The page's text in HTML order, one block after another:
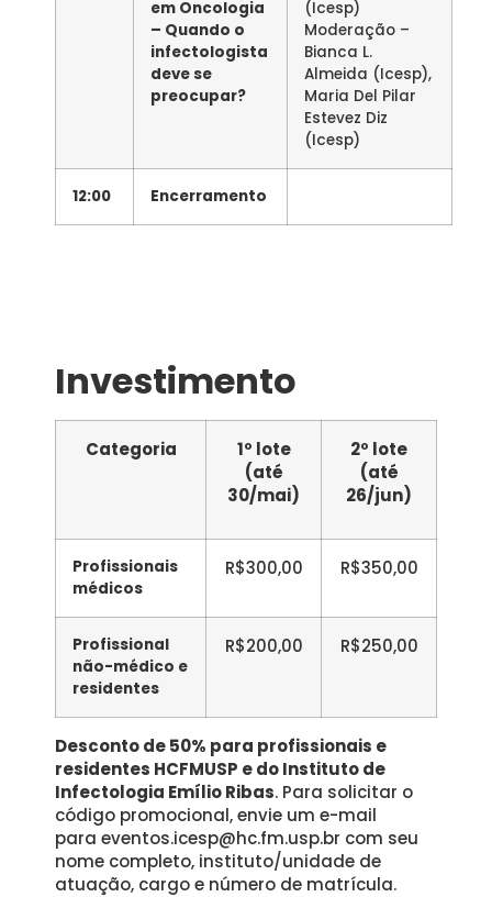
em Oncologia
– Quando o
infectologista
deve se
preocupar?
(Icesp)
Moderação –
Bianca L.
Almeida (Icesp),
Maria Del Pilar
Estevez Diz
(Icesp)
12:00 Encerramento
Investimento
Categoria
1º lote
(até
30/mai)
2º lote
(até
26/jun)
Profissionais
médicos
R$300,00 R$350,00
Profissional
não-médico e
residentes
R$200,00 R$250,00
Desconto de 50% para profissionais e
residentes HCFMUSP e do Instituto de
Infectologia Emílio Ribas. Para solicitar o
código promocional, envie um e-mail
para eventos.icesp@hc.fm.usp.br com seu
nome completo, instituto/unidade de
atuação, cargo e número de matrícula.